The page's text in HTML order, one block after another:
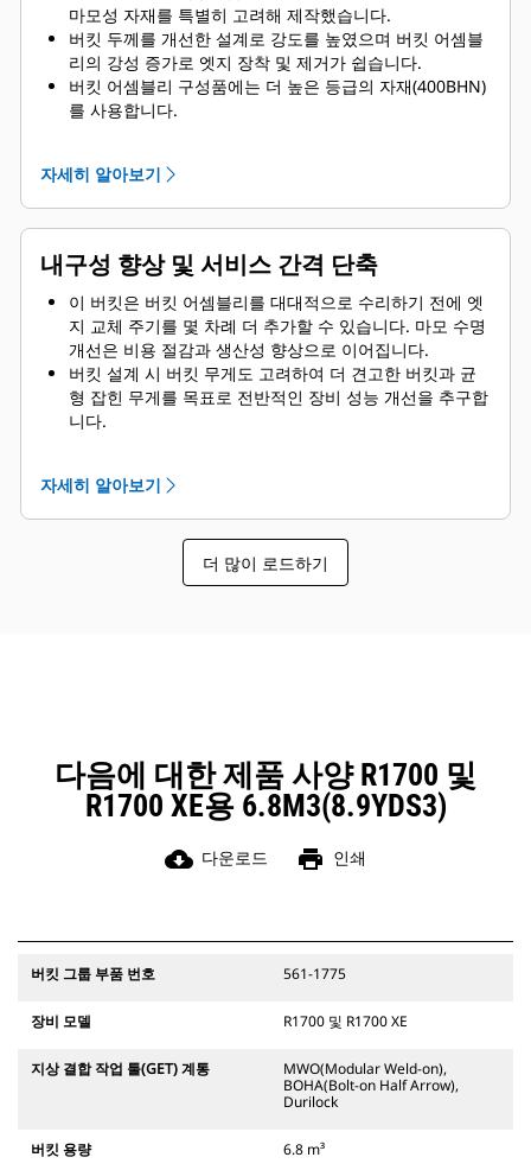
마모성 자재를 특별히 고려해 제작했습니다.
버킷 두께를 개선한 설계로 강도를 높였으며 버킷 어셈블
리의 강성 증가로 엣지 장착 및 제거가 쉽습니다.
버킷 어셈블리 구성품에는 더 높은 등급의 자재(400BHN)
를 사용합니다.
자세히 알아보기
내구성 향상 및 서비스 간격 단축
이 버킷은 버킷 어셈블리를 대대적으로 수리하기 전에 엣
지 교체 주기를 몇 차례 더 추가할 수 있습니다. 마모 수명
개선은 비용 절감과 생산성 향상으로 이어집니다.
버킷 설계 시 버킷 무게도 고려하여 더 견고한 버킷과 균
형 잡힌 무게를 목표로 전반적인 장비 성능 개선을 추구합
니다.
자세히 알아보기
더 많이 로드하기
다음에 대한 제품 사양 R1700 및
R1700 XE용 6.8M3(8.9YDS3)
cloud_download 다운로드 print 인쇄
버킷 그룹 부품 번호 561-1775
장비 모델 R1700 및 R1700 XE
지상 결합 작업 툴(GET) 계통
MWO(Modular Weld-on),
BOHA(Bolt-on Half Arrow),
Durilock
버킷 용량 6.8 m³